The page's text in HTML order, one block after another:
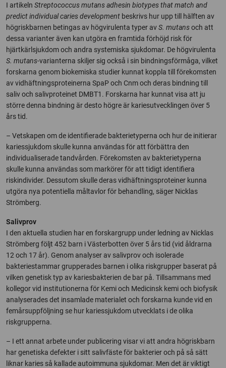
I artikeln Streptococcus mutans adhesin biotypes that match and
predict individual caries development beskrivs hur upp till hälften av
högriskbarnen betingas av högvirulenta typer avS. mutansoch att
dessa varianter även kan utgöra en framtida förhöjd risk för
hjärtkärlsjukdom och andra systemiska sjukdomar. De högvirulenta
S. mutans-varianterna skiljer sig också i sin bindningsförmåga, vilket
forskarna genom biokemiska studier kunnat koppla till förekomsten
av vidhäftningsproteinerna SpaP och Cnm och deras bindning till
saliv och salivproteinet DMBT1. Forskarna har kunnat visa att ju
större denna bindning är desto högre är kariesutvecklingen över 5
års tid.
– Vetskapen om de identifierade bakterietyperna och hur de initierar
kariessjukdom skulle kunna användas för att förbättra den
individualiserade tandvården. Förekomsten av bakterietyperna
skulle kunna användas som markörer för att tidigt identifiera
riskindivider. Dessutom skulle deras vidhäftningsproteiner kunna
utgöra nya potentiella måltavlor för behandling, säger Nicklas
Strömberg.
Salivprov
I den aktuella studien har en forskargrupp under ledning av Nicklas
Strömberg följt 452 barn i Västerbotten över 5 års tid (vid åldrarna
12 och 17 år). Genom analyser av salivprov och isolerade
bakteriestammar grupperades barnen i olika riskgrupper baserat på
vilken genetisk typ av kariesbakterien de bar på. Tillsammans med
kollegor vid institutionerna för Kemi och Medicinsk kemi och biofysik
analyserades det insamlade materialet och forskarna kunde vid en
femårsuppföljning se hur kariessjukdom utvecklats i de olika
riskgrupperna.
– I ett annat arbete under publicering visar vi att andra högriskbarn
har genetiska defekter i sitt salivfäste för bakterier och på så sätt
liknar karies så kallade autoimmuna sjukdomar. Men det är viktigt